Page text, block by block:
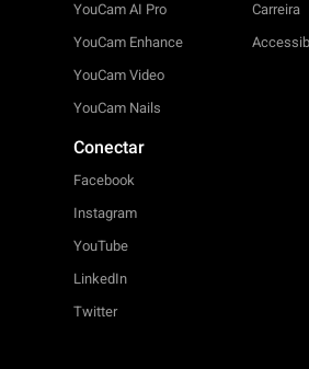
YouCam AI Pro
YouCam Enhance
YouCam Video
YouCam Nails
Carreira
Conectar
Facebook
Instagram
YouTube
LinkedIn
Twitter